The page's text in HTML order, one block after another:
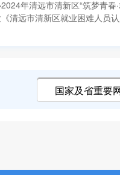
年清远市清新区“筑梦青
清远市清新区就业困难人员
国家及省重要